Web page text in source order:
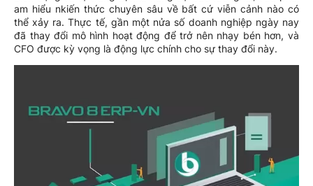
am hiểu nkiến thức chuyên sâu về bất cứ viễn cảnh nào có
thể xảy ra. Thực tế, gần một nửa số doanh nghiệp ngày nay
đã thay đổi mô hình hoạt động để trở nên nhạy bén hơn, và
CFO được kỳ vọng là động lực chính cho sự thay đổi này.